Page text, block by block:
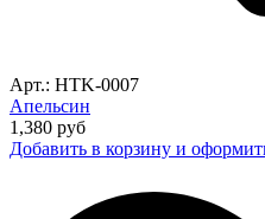
Арт.: HTK-0007
Апельсин
1,380 руб
Добавить в корзину и